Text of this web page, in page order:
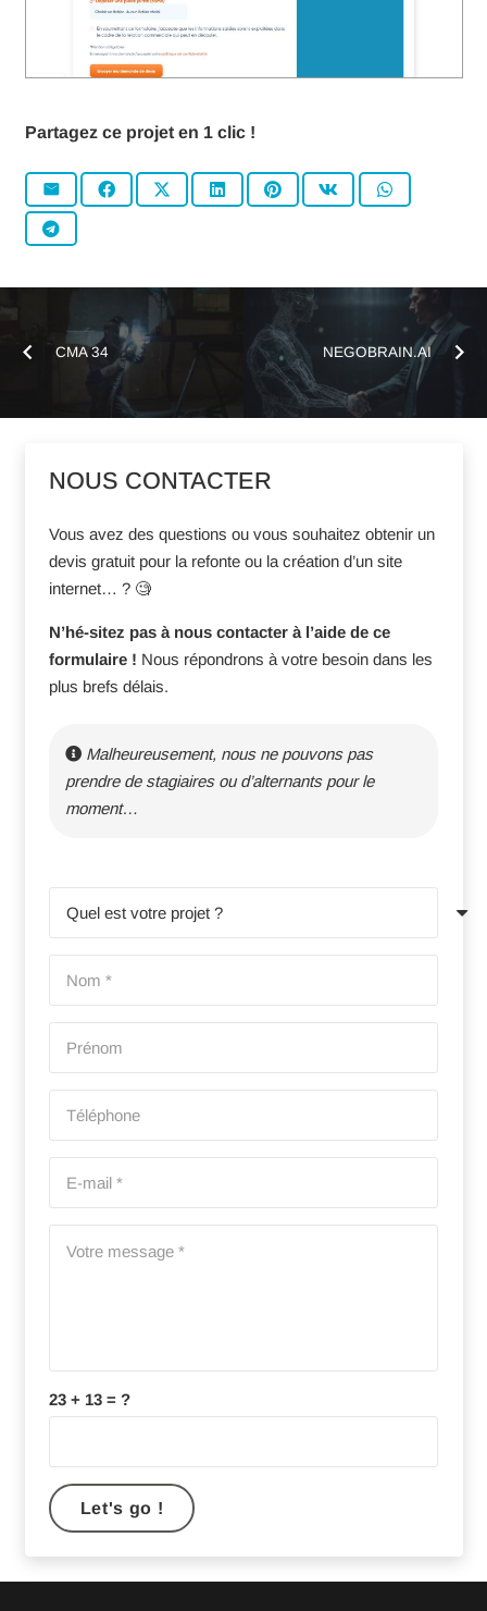
Partagez ce projet en 1 clic !
CMA 34 NEGOBRAIN.AI
NOUS CONTACTER
Vous avez des questions ou vous souhaitez obtenir un
devis gratuit pour la refonte ou la création d’un site
internet… ? 🧐
N’hé-sitez pas à nous contacter à l’aide de ce
formulaire ! Nous répondrons à votre besoin dans les
plus brefs délais.
Malheureusement, nous ne pouvons pas
prendre de stagiaires ou d’alternants pour le
moment…
23 + 13 = ?
Let's go !